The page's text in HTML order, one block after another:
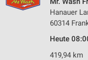
Hanauer
60314
Heute
419,94 km